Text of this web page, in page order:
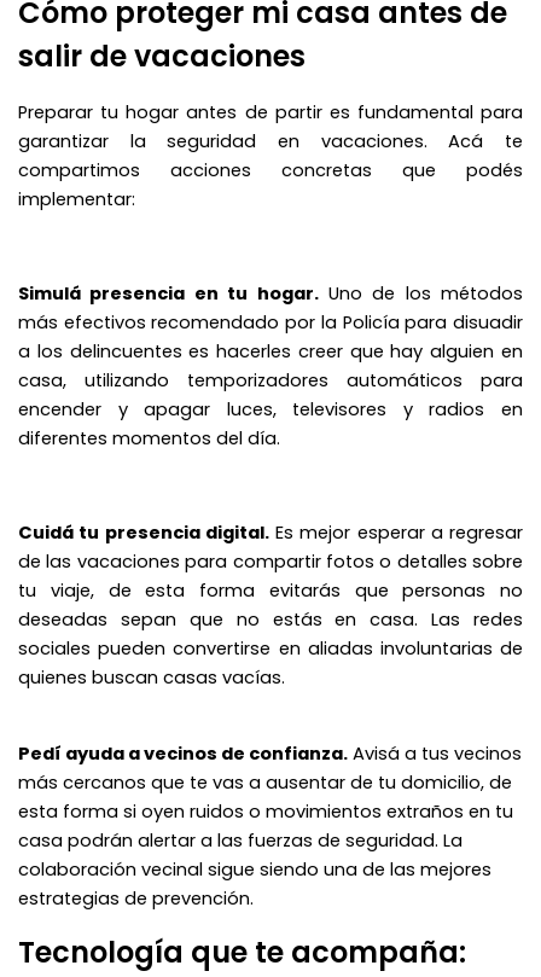
Cómo proteger mi casa antes de
salir de vacaciones
Preparar tu hogar antes de partir es fundamental para
garantizar la seguridad en vacaciones. Acá te
compartimos acciones concretas que podés
implementar:
Simulá presencia en tu hogar.Uno de los métodos
más efectivos recomendado por la Policía para disuadir
a los delincuentes es hacerles creer que hay alguien en
casa, utilizando temporizadores automáticos para
encender y apagar luces, televisores y radios en
diferentes momentos del día.
Cuidá tu presencia digital.Es mejor esperar a regresar
de las vacaciones para compartir fotos o detalles sobre
tu viaje, de esta forma evitarás que personas no
deseadas sepan que no estás en casa. Las redes
sociales pueden convertirse en aliadas involuntarias de
quienes buscan casas vacías.
Pedí ayuda a vecinos de confianza. Avisá a tus vecinos
más cercanos que te vas a ausentar de tu domicilio, de
esta forma si oyen ruidos o movimientos extraños en tu
casa podrán alertar a las fuerzas de seguridad. La
colaboración vecinal sigue siendo una de las mejores
estrategias de prevención.
Tecnología que te acompaña: